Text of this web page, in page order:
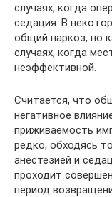
случаях, когда
седация. В
общий наркоз, но
случаях, когда
неэффективной.
Считается, что
негативное
приживаемость
редко, обходясь
анестезией и
проходит
период